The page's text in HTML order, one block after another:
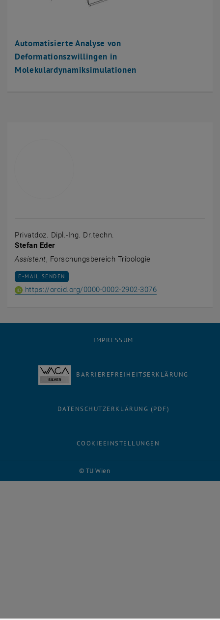
Automatisierte Analyse von
Deformationszwillingen in
Molekulardynamiksimulationen
Privatdoz. Dipl.-Ing. Dr.techn.
Stefan Eder
Assistent, Forschungsbereich Tribologie
E-MAIL AN STEFAN EDER SENDEN
E-MAIL SENDEN
https://orcid.org/0000-0002-2902-3076ORCID iD von
, öffnet eine
© TU Wien
IMPRESSUM
BARRIEREFREIHEITSERKLÄRUNG
DATENSCHUTZERKLÄRUNG (PDF)
COOKIEEINSTELLUNGEN